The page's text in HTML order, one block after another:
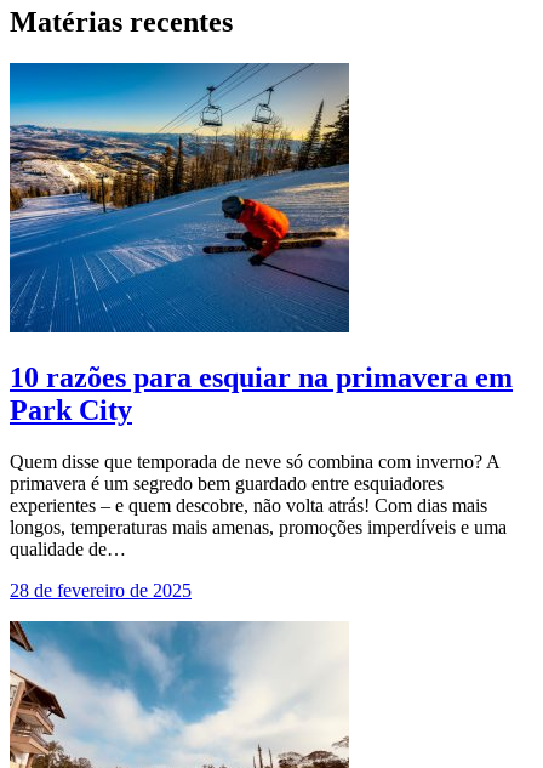
Matérias recentes
10 razões para esquiar na primavera em
Park City
Quem disse que temporada de neve só combina com inverno? A
primavera é um segredo bem guardado entre esquiadores
experientes – e quem descobre, não volta atrás! Com dias mais
longos, temperaturas mais amenas, promoções imperdíveis e uma
qualidade de…
28 de fevereiro de 2025